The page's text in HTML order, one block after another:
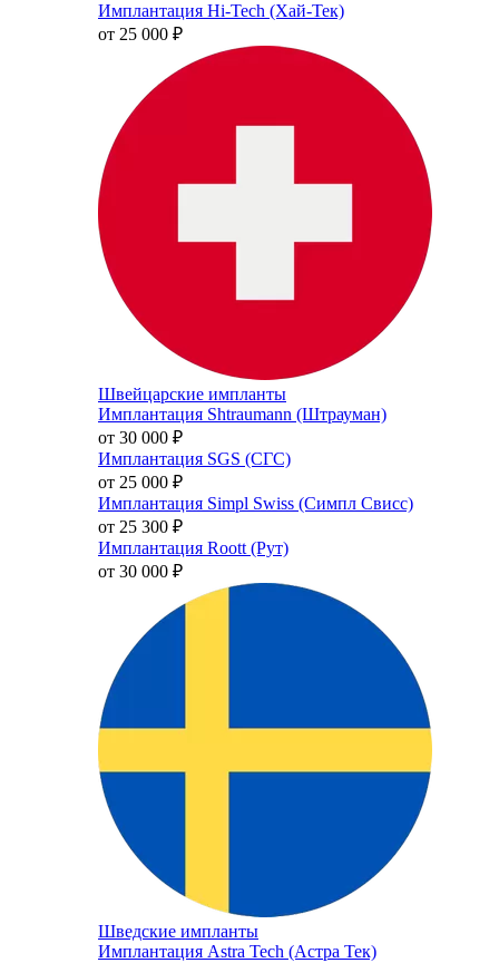
Имплантация Hi-Tech (Хай-Тек)
от 25 000 ₽
Швейцарские импланты
Имплантация Shtraumann (Штрауман)
от 30 000 ₽
Имплантация SGS (СГС)
от 25 000 ₽
Имплантация Simpl Swiss (Симпл Свисс)
от 25 300 ₽
Имплантация Roott (Рут)
от 30 000 ₽
Шведские импланты
Имплантация Astra Tech (Астра Тек)